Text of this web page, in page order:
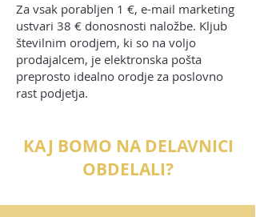
Za vsak porabljen 1 €, e-mail marketing
ustvari 38 € donosnosti naložbe. Kljub
številnim orodjem, ki so na voljo
prodajalcem, je elektronska pošta
preprosto idealno orodje za poslovno
rast podjetja.
KAJ BOMO NA DELAVNICI
OBDELALI?